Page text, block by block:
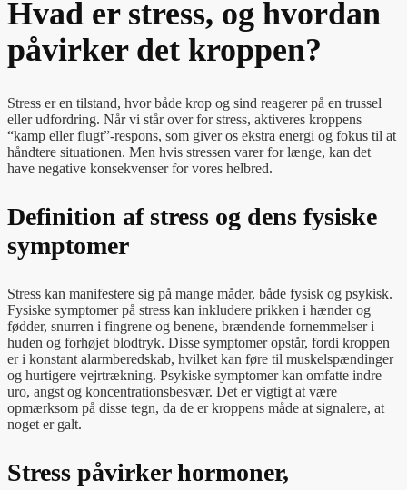
Hvad er stress, og hvordan
påvirker det kroppen?
Stress er en tilstand, hvor både krop og sind reagerer på en trussel
eller udfordring. Når vi står over for stress, aktiveres kroppens
“kamp eller flugt”-respons, som giver os ekstra energi og fokus til at
håndtere situationen. Men hvis stressen varer for længe, kan det
have negative konsekvenser for vores helbred.
Definition af stress og dens fysiske
symptomer
Stress kan manifestere sig på mange måder, både fysisk og psykisk.
Fysiske symptomer på stress kan inkludere prikken i hænder og
fødder, snurren i fingrene og benene, brændende fornemmelser i
huden og forhøjet blodtryk. Disse symptomer opstår, fordi kroppen
er i konstant alarmberedskab, hvilket kan føre til muskelspændinger
og hurtigere vejrtrækning. Psykiske symptomer kan omfatte indre
uro, angst og koncentrationsbesvær. Det er vigtigt at være
opmærksom på disse tegn, da de er kroppens måde at signalere, at
noget er galt.
Stress påvirker hormoner,